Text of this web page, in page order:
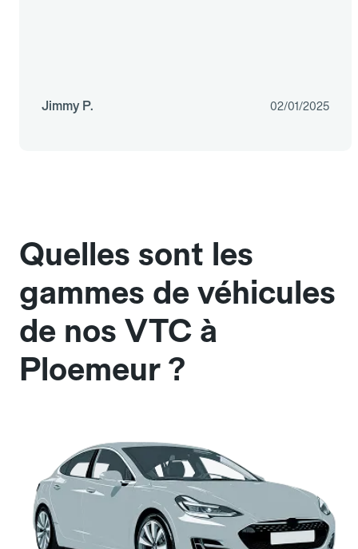
Jimmy P. 02/01/2025
Quelles sont les
gammes de véhicules
de nos VTC à
Ploemeur ?